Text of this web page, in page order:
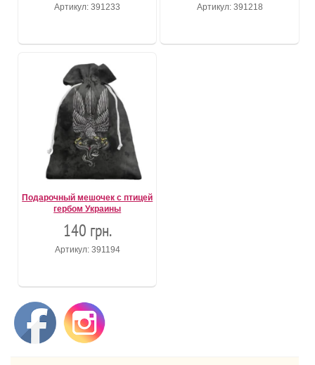
Артикул: 391233 Артикул: 391218
Подарочный мешочек с птицей
гербом Украины
140 грн.
Артикул: 391194